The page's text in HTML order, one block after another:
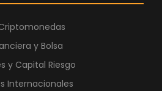
y Bolsa
y Capital Riesgo
Internacionales